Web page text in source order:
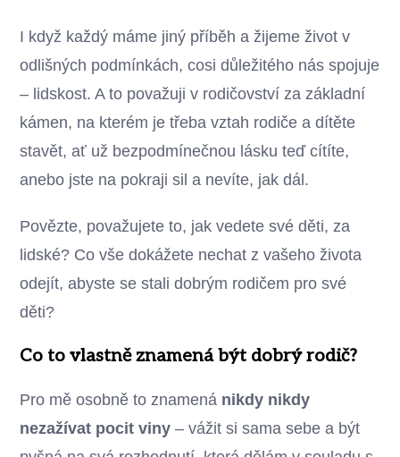
I když každý máme jiný příběh a žijeme život v
odlišných podmínkách, cosi důležitého nás spojuje
– lidskost. A to považuji v rodičovství za základní
kámen, na kterém je třeba vztah rodiče a dítěte
stavět, ať už bezpodmínečnou lásku teď cítíte,
anebo jste na pokraji sil a nevíte, jak dál.
Povězte, považujete to, jak vedete své děti, za
lidské? Co vše dokážete nechat z vašeho života
odejít, abyste se stali dobrým rodičem pro své
děti?
Co to vlastně znamená být dobrý rodič?
Pro mě osobně to znamená nikdy nikdy
nezažívat pocit viny – vážit si sama sebe a být